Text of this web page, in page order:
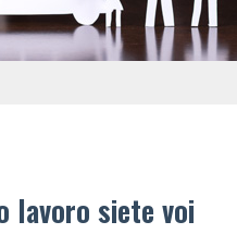
lavoro siete voi